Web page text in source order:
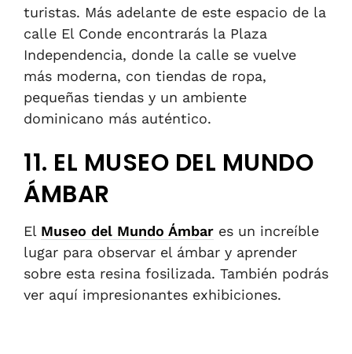
turistas. Más adelante de este espacio de la
calle El Conde encontrarás la Plaza
Independencia, donde la calle se vuelve
más moderna, con tiendas de ropa,
pequeñas tiendas y un ambiente
dominicano más auténtico.
11. EL MUSEO DEL MUNDO
ÁMBAR
El Museo del Mundo Ámbar es un increíble
lugar para observar el ámbar y aprender
sobre esta resina fosilizada. También podrás
ver aquí impresionantes exhibiciones.